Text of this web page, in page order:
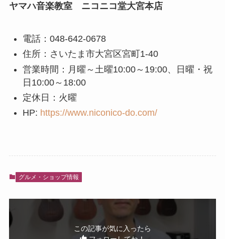
ヤマハ音楽教室 ニコニコ堂大宮本店
電話：048-642-0678
住所：さいたま市大宮区宮町1-40
営業時間：月曜～土曜10:00～19:00、日曜・祝
日10:00～18:00
定休日：火曜
HP: https://www.niconico-do.com/
グルメ・ショップ情報
この記事が気に入ったら